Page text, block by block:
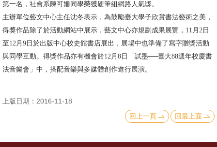
國
際
化
高
教
及
第一名，社會系陳可姍同學榮獲硬筆組網路人氣獎。
主辦單位藝文中心主任沈冬表示，為鼓勵臺大學子欣賞書法藝術之美，
得獎作品除了於活動網站中展示，藝文中心亦規劃成果展覽，11月2日
至12月9日於出版中心校史館書店展出，展場中也準備了寫字贈獎活動
與同學互動。得獎作品亦有機會於12月8日「試墨──臺大88週年校慶書
法音樂會」中，搭配音樂與多媒體創作進行展演。
上版日期：2016-11-18
回上一頁
回最上面